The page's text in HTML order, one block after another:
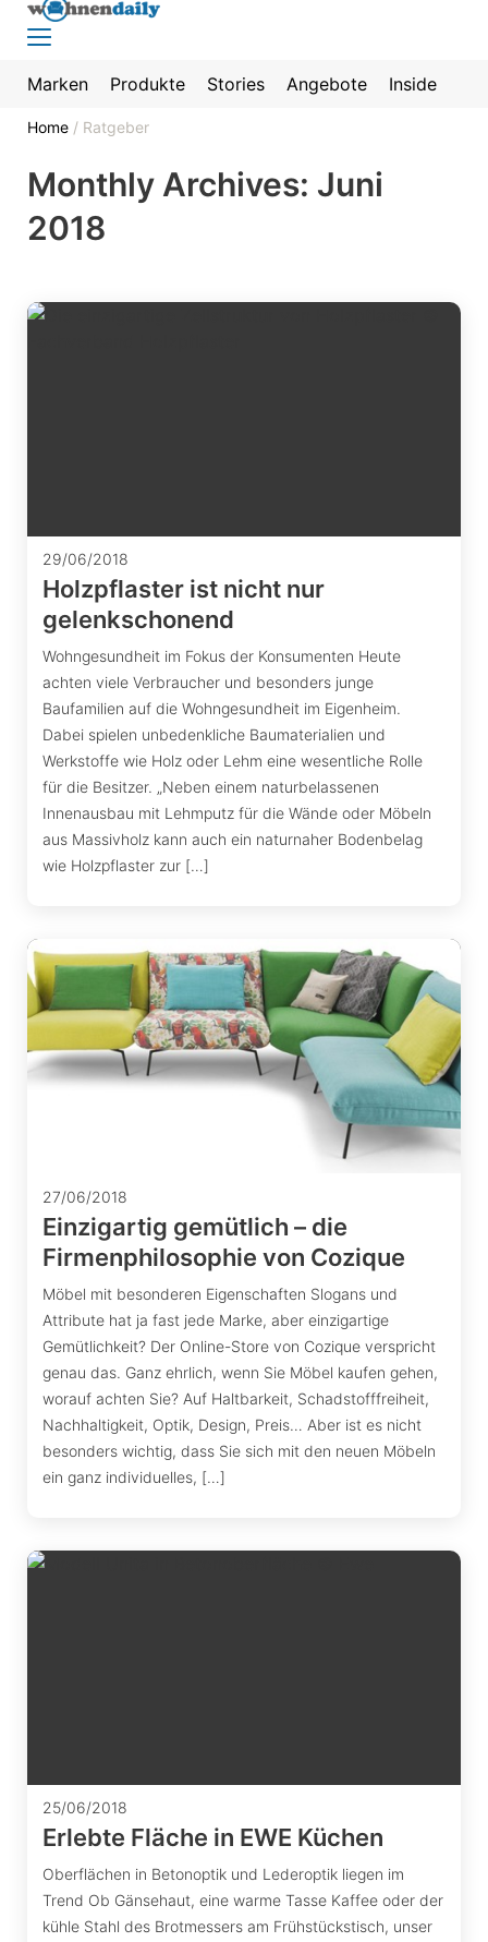
Marken Produkte Stories Angebote Inside
Home / Ratgeber
Monthly Archives: Juni
2018
29/06/2018
Holzpflaster ist nicht nur
gelenkschonend
Wohngesundheit im Fokus der Konsumenten Heute
achten viele Verbraucher und besonders junge
Baufamilien auf die Wohngesundheit im Eigenheim.
Dabei spielen unbedenkliche Baumaterialien und
Werkstoffe wie Holz oder Lehm eine wesentliche Rolle
für die Besitzer. „Neben einem naturbelassenen
Innenausbau mit Lehmputz für die Wände oder Möbeln
aus Massivholz kann auch ein naturnaher Bodenbelag
wie Holzpflaster zur […]
27/06/2018
Einzigartig gemütlich – die
Firmenphilosophie von Cozique
Möbel mit besonderen Eigenschaften Slogans und
Attribute hat ja fast jede Marke, aber einzigartige
Gemütlichkeit? Der Online-Store von Cozique verspricht
genau das. Ganz ehrlich, wenn Sie Möbel kaufen gehen,
worauf achten Sie? Auf Haltbarkeit, Schadstofffreiheit,
Nachhaltigkeit, Optik, Design, Preis… Aber ist es nicht
besonders wichtig, dass Sie sich mit den neuen Möbeln
ein ganz individuelles, […]
25/06/2018
Erlebte Fläche in EWE Küchen
Oberflächen in Betonoptik und Lederoptik liegen im
Trend Ob Gänsehaut, eine warme Tasse Kaffee oder der
kühle Stahl des Brotmessers am Frühstückstisch, unser